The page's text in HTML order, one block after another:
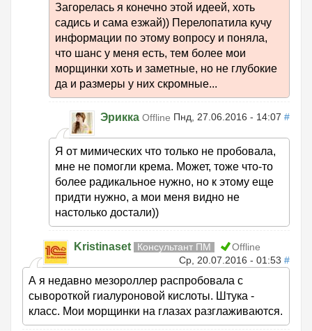
Загорелась я конечно этой идеей, хоть
садись и сама езжай)) Перелопатила кучу
информации по этому вопросу и поняла,
что шанс у меня есть, тем более мои
морщинки хоть и заметные, но не глубокие
да и размеры у них скромные...
Эрикка Offline Пнд, 27.06.2016 - 14:07 #
Я от мимических что только не пробовала,
мне не помогли крема. Может, тоже что-то
более радикальное нужно, но к этому еще
придти нужно, а мои меня видно не
настолько достали))
Kristinaset Консультант ПМ
Offline
Ср, 20.07.2016 - 01:53 #
А я недавно мезороллер распробовала с
сывороткой гиалуроновой кислоты. Штука -
класс. Мои морщинки на глазах разглаживаются.